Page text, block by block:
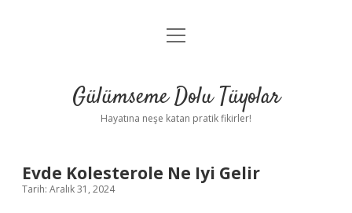
Anasayfa
Yasal Uyarı
menüyü
Gülümseme Dolu Tüyolar
Hayatına neşe katan pratik fikirler!
Evde Kolesterole Ne Iyi Gelir
Tarih: Aralık 31, 2024